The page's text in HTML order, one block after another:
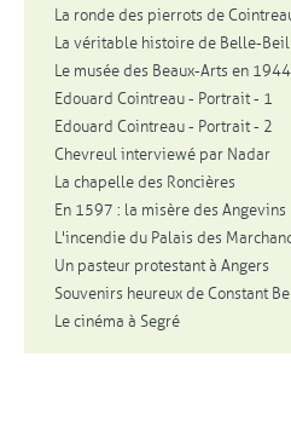
La ronde des pierrots de
La véritable histoire de Belle-
Le musée des Beaux-Arts en 1944
Edouard Cointreau - Portrait - 1
Edouard Cointreau - Portrait - 2
Chevreul interviewé par Nadar
La chapelle des Roncières
En 1597 : la misère des Angevins
L'incendie du Palais des
Un pasteur protestant à Angers
Souvenirs heureux de Constant
Le cinéma à Segré